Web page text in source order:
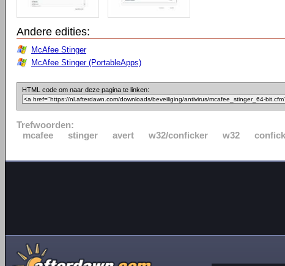
Andere edities:
McAfee Stinger
McAfee Stinger (PortableApps)
HTML code om naar deze pagina te linken:
Trefwoorden:
mcafee
stinger avert w32/conficker w32